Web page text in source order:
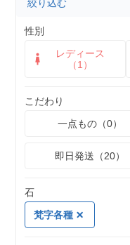
絞り込む
性別
レディース
（1）
こだわり
一点もの（0）
即日発送（20）
石
梵字各種